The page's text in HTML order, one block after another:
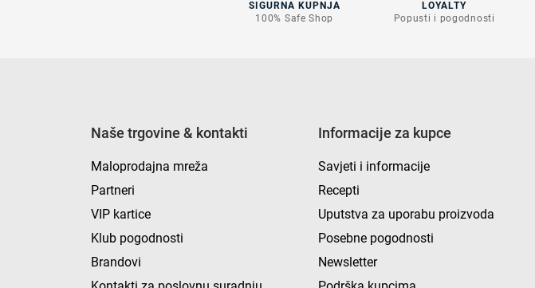
SIGURNA KUPNJA
100% Safe Shop
LOYALTY
Popusti i pogodnosti
Naše trgovine & kontakti
Maloprodajna mreža
Partneri
VIP kartice
Klub pogodnosti
Brandovi
Informacije za kupce
Savjeti i informacije
Recepti
Uputstva za uporabu proizvoda
Posebne pogodnosti
Newsletter